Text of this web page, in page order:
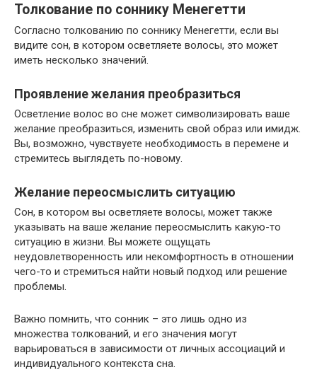
Толкование по соннику Менегетти
Согласно толкованию по соннику Менегетти, если вы
видите сон, в котором осветляете волосы, это может
иметь несколько значений.
Проявление желания преобразиться
Осветление волос во сне может символизировать ваше
желание преобразиться, изменить свой образ или имидж.
Вы, возможно, чувствуете необходимость в перемене и
стремитесь выглядеть по-новому.
Желание переосмыслить ситуацию
Сон, в котором вы осветляете волосы, может также
указывать на ваше желание переосмыслить какую-то
ситуацию в жизни. Вы можете ощущать
неудовлетворенность или некомфортность в отношении
чего-то и стремиться найти новый подход или решение
проблемы.
Важно помнить, что сонник – это лишь одно из
множества толкований, и его значения могут
варьироваться в зависимости от личных ассоциаций и
индивидуального контекста сна.